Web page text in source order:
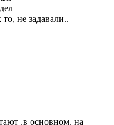
не задавали..
,в основном, на